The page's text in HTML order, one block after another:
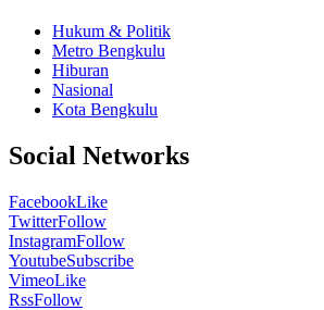
Hukum & Politik
Metro Bengkulu
Hiburan
Nasional
Kota Bengkulu
Social Networks
FacebookLike
TwitterFollow
InstagramFollow
YoutubeSubscribe
VimeoLike
RssFollow